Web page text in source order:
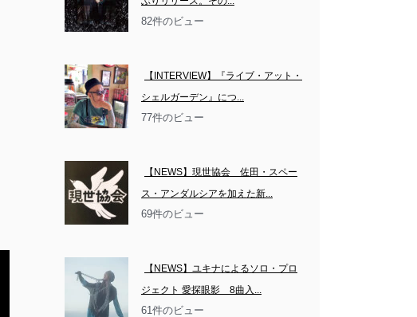
82件のビュー
【INTERVIEW】『ライブ・アット・
シェルガーデン』につ...
77件のビュー
【NEWS】現世協会　佐田・スペー
ス・アンダルシアを加えた新...
69件のビュー
【NEWS】ユキナによるソロ・プロ
ジェクト 愛探眼影　8曲入...
61件のビュー